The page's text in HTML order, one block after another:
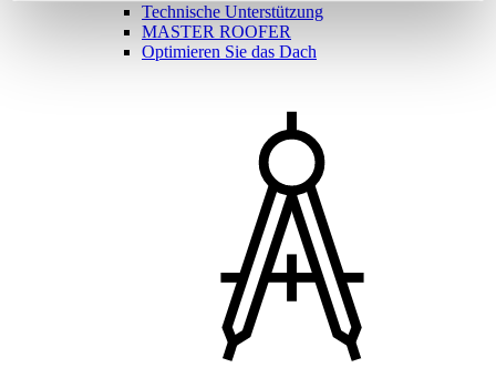
Technische Unterstützung
MASTER ROOFER
Optimieren Sie das Dach